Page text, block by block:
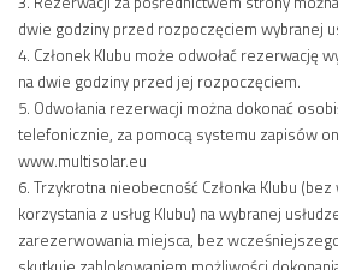
dwie godziny przed rozpoczęciem wybranej
4. Członek Klubu może odwołać rezerwację
na dwie godziny przed jej rozpoczęciem.
5. Odwołania rezerwacji można dokonać
telefonicznie, za pomocą systemu zapisów
www.multisolar.eu
6. Trzykrotna nieobecność Członka Klubu
korzystania z usług Klubu) na wybranej
zarezerwowania miejsca, bez